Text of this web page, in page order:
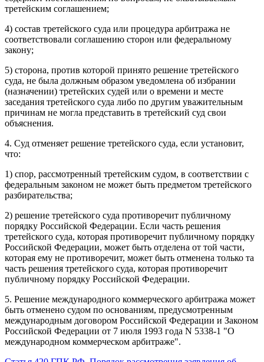
третейским соглашением;
4) состав третейского суда или процедура арбитража не
соответствовали соглашению сторон или федеральному
закону;
5) сторона, против которой принято решение третейского
суда, не была должным образом уведомлена об избрании
(назначении) третейских судей или о времени и месте
заседания третейского суда либо по другим уважительным
причинам не могла представить в третейский суд свои
объяснения.
4. Суд отменяет решение третейского суда, если установит,
что:
1) спор, рассмотренный третейским судом, в соответствии с
федеральным законом не может быть предметом третейского
разбирательства;
2) решение третейского суда противоречит публичному
порядку Российской Федерации. Если часть решения
третейского суда, которая противоречит публичному порядку
Российской Федерации, может быть отделена от той части,
которая ему не противоречит, может быть отменена только та
часть решения третейского суда, которая противоречит
публичному порядку Российской Федерации.
5. Решение международного коммерческого арбитража может
быть отменено судом по основаниям, предусмотренным
международным договором Российской Федерации и Законом
Российской Федерации от 7 июля 1993 года N 5338-1 "О
международном коммерческом арбитраже".